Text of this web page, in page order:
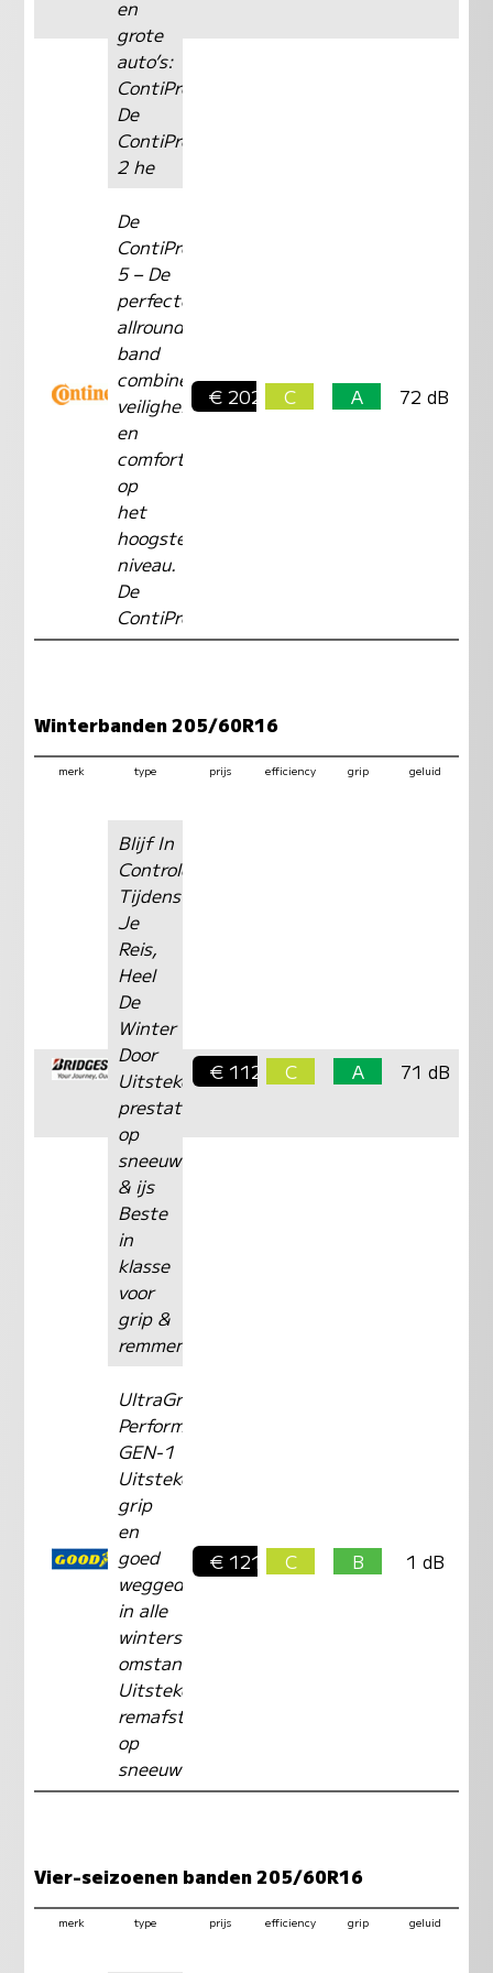
en
grote
auto’s:
ContiPremiumContact2
De
ContiPremiumContactTM
2 he
De
ContiPremiumContactTM
5 – De
perfecte
allround
band
combineert
veiligheid
en
comfort
op
het
hoogste
niveau.
De
ContiPremium
€ 202,- C A 72 dB
Winterbanden 205/60R16
merk type prijs efficiency grip geluid
Blijf In
Controle
Tijdens
Je
Reis,
Heel
De
Winter
Door
Uitstekende
prestaties
op
sneeuw
& ijs
Beste
in
klasse
voor
grip &
remmen
€ 112,- C A 71 dB
UltraGrip
Performance
GEN-1
Uitstekende
grip
en
goed
weggedrag
in alle
winterse
omstandigheden
Uitstekende
remafstand
op
sneeuw
€ 121,- C B 1 dB
Vier-seizoenen banden 205/60R16
merk type prijs efficiency grip geluid